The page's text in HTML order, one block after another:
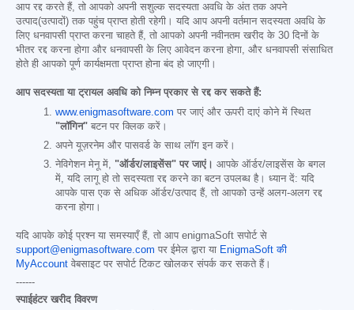
आप रद्द करते हैं, तो आपको अपनी सशुल्क सदस्यता अवधि के अंत तक अपने
उत्पाद(उत्पादों) तक पहुंच प्राप्त होती रहेगी। यदि आप अपनी वर्तमान सदस्यता अवधि के
लिए धनवापसी प्राप्त करना चाहते हैं, तो आपको अपनी नवीनतम खरीद के 30 दिनों के
भीतर रद्द करना होगा और धनवापसी के लिए आवेदन करना होगा, और धनवापसी संसाधित
होते ही आपको पूर्ण कार्यक्षमता प्राप्त होना बंद हो जाएगी।
आप सदस्यता या ट्रायल अवधि को निम्न प्रकार से रद्द कर सकते हैं:
www.enigmasoftware.com पर जाएं और ऊपरी दाएं कोने में स्थित
"लॉगिन" बटन पर क्लिक करें।
अपने यूज़रनेम और पासवर्ड के साथ लॉग इन करें।
नेविगेशन मेनू में, "ऑर्डर/लाइसेंस" पर जाएं। आपके ऑर्डर/लाइसेंस के बगल
में, यदि लागू हो तो सदस्यता रद्द करने का बटन उपलब्ध है। ध्यान दें: यदि
आपके पास एक से अधिक ऑर्डर/उत्पाद हैं, तो आपको उन्हें अलग-अलग रद्द
करना होगा।
यदि आपके कोई प्रश्न या समस्याएँ हैं, तो आप enigmaSoft सपोर्ट से
support@enigmasoftware.com पर ईमेल द्वारा या EnigmaSoft की
MyAccount वेबसाइट पर सपोर्ट टिकट खोलकर संपर्क कर सकते हैं।
------
स्पाईहंटर खरीद विवरण